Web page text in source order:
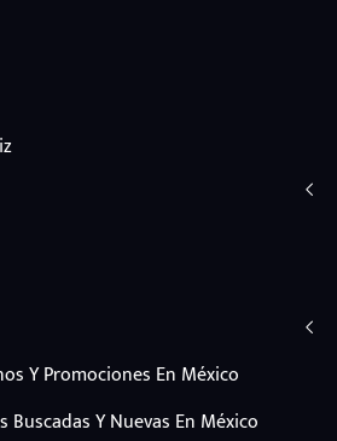
Y Promociones En México
Y Nuevas En México